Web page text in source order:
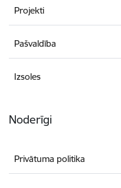
Projekti
Pašvaldība
Izsoles
Noderīgi
Privātuma politika